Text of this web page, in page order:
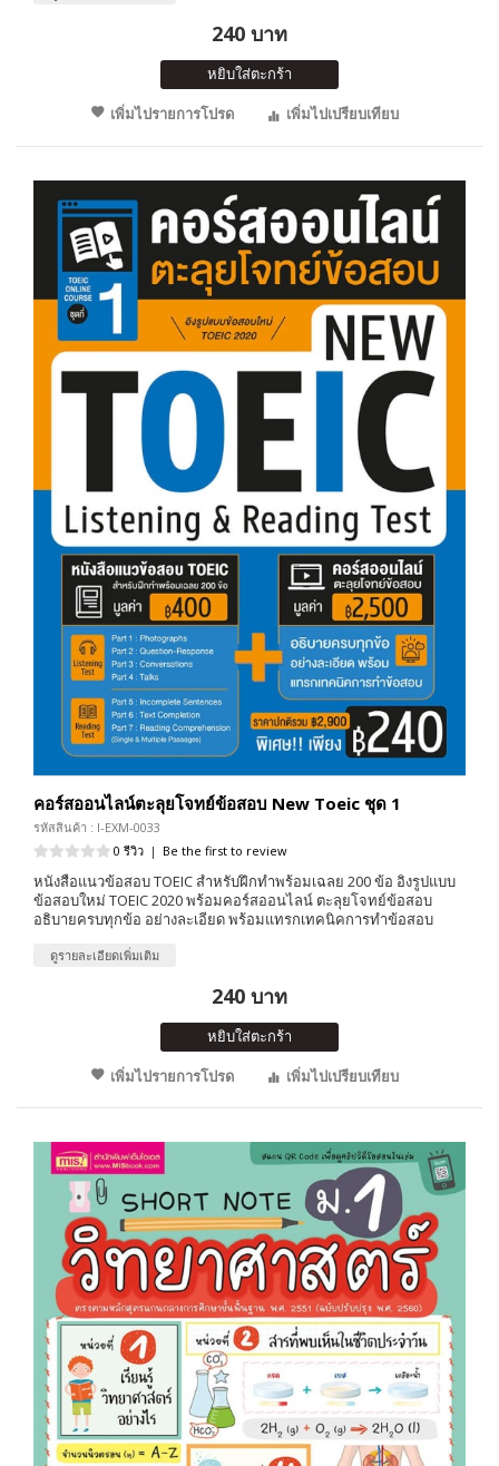
240 บาท
หยิบใส่ตะกร้า
เพิ่มไปรายการโปรด
เพิ่มไปเปรียบเทียบ
คอร์สออนไลน์ตะลุยโจทย์ข้อสอบ New Toeic ชุด 1
รหัสสินค้า : I-EXM-0033
0 รีวิว | Be the first to review
หนังสือแนวข้อสอบ TOEIC สำหรับฝึกทำพร้อมเฉลย 200 ข้อ อิงรูปแบบ
ข้อสอบใหม่ TOEIC 2020 พร้อมคอร์สออนไลน์ ตะลุยโจทย์ข้อสอบ
อธิบายครบทุกข้อ อย่างละเอียด พร้อมแทรกเทคนิคการทำข้อสอบ
ดูรายละเอียดเพิ่มเติม
240 บาท
หยิบใส่ตะกร้า
เพิ่มไปรายการโปรด
เพิ่มไปเปรียบเทียบ